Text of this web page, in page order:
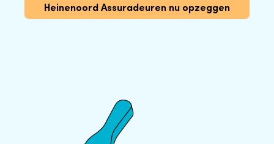
Heinenoord Assuradeuren nu opzeggen